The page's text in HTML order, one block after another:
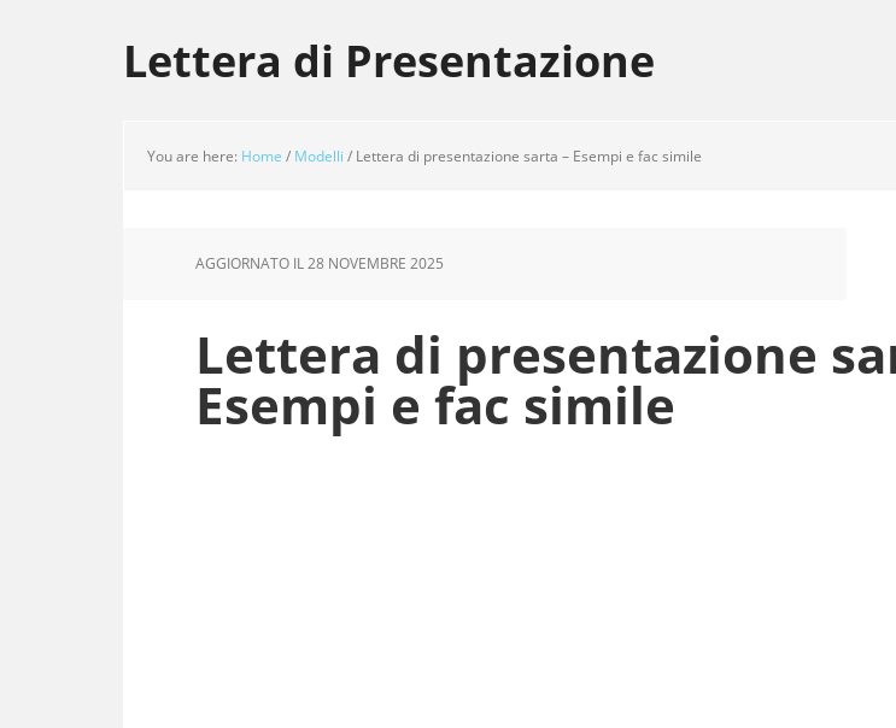
to
main
to
primary
to
footer
Lettera di Presentazione
You are here: Home / Modelli / Lettera di presentazione sarta – Esempi e fac simile
AGGIORNATO IL28 NOVEMBRE 2025
Lettera di presentazione
Esempi e fac simile